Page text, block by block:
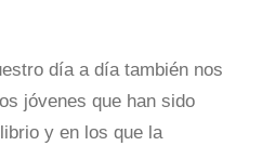
día a día también nos
jóvenes que han sido
y en los que la